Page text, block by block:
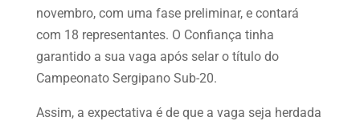
novembro, com uma fase preliminar, e contará
com 18 representantes. O Confiança tinha
garantido a sua vaga após selar o título do
Campeonato Sergipano Sub-20.
Assim, a expectativa é de que a vaga seja herdada